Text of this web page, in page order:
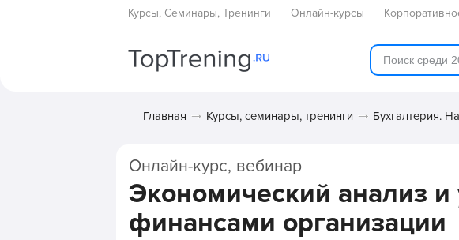
Курсы, Семинары, Тренинги Онлайн-курсы
Главная Курсы, семинары, тренинги Бухгалтерия.
Онлайн-курс, вебинар
Экономический анализ и
финансами организации